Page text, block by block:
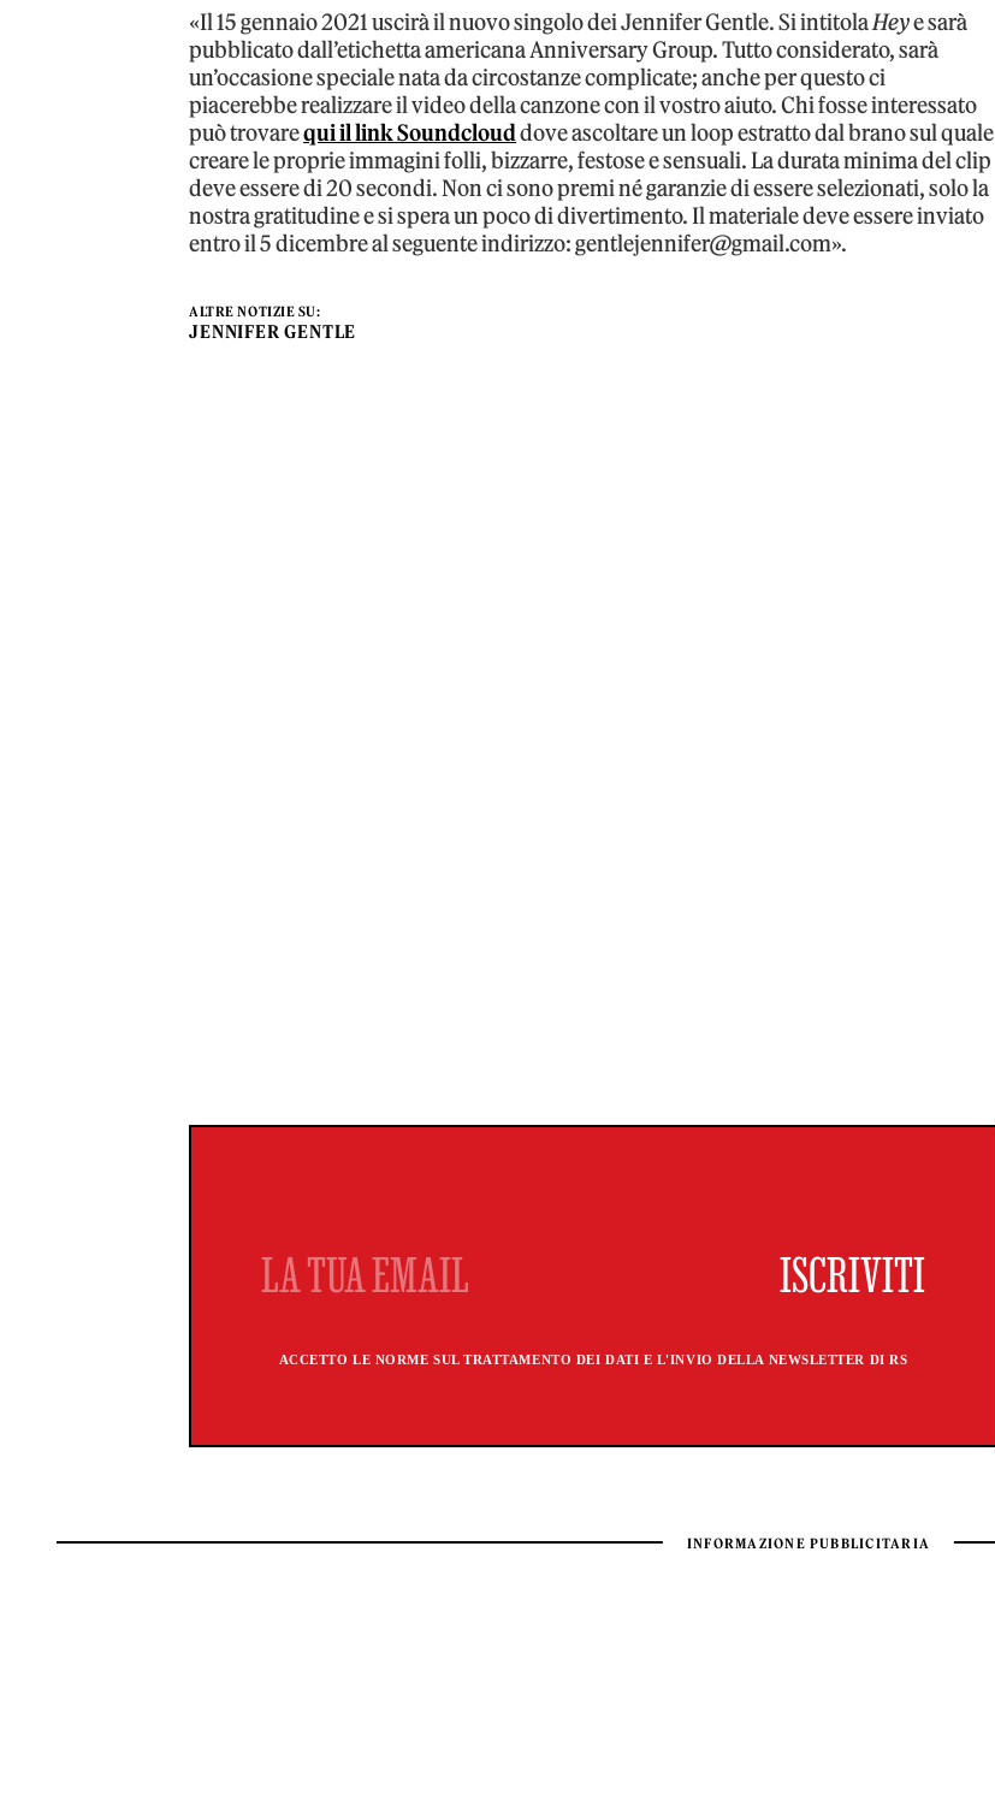
«Il 15 gennaio 2021 uscirà il nuovo singolo dei Jennifer Gentle. Si intitolaHeye sarà
pubblicato dall’etichetta americana Anniversary Group. Tutto considerato, sarà
un’occasione speciale nata da circostanze complicate; anche per questo ci
piacerebbe realizzare il video della canzone con il vostro aiuto. Chi fosse interessato
può trovarequi il link Soundclouddove ascoltare un loop estratto dal brano sul quale
creare le proprie immagini folli, bizzarre, festose e sensuali. La durata minima del clip
deve essere di 20 secondi. Non ci sono premi né garanzie di essere selezionati, solo la
nostra gratitudine e si spera un poco di divertimento. Il materiale deve essere inviato
entro il 5 dicembre al seguente indirizzo: gentlejennifer@gmail.com».
ALTRE NOTIZIE SU:
JENNIFER GENTLE
ACCETTO LE NORME SUL TRATTAMENTO DEI DATI E L'INVIO DELLA NEWSLETTER DI RS